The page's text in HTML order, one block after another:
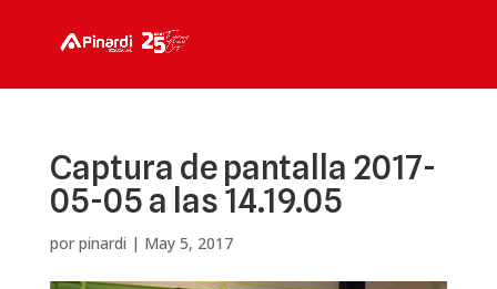
Captura de pantalla 2017-
05-05 a las 14.19.05
por pinardi | May 5, 2017